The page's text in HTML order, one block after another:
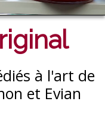
à l'art de
et Evian